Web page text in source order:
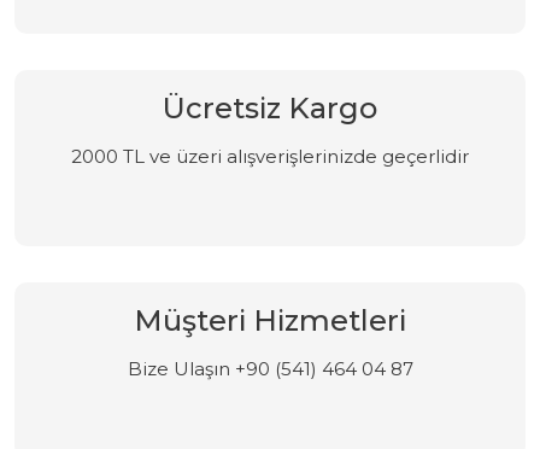
Ücretsiz Kargo
2000 TL ve üzeri alışverişlerinizde geçerlidir
Müşteri Hizmetleri
Bize Ulaşın +90 (541) 464 04 87